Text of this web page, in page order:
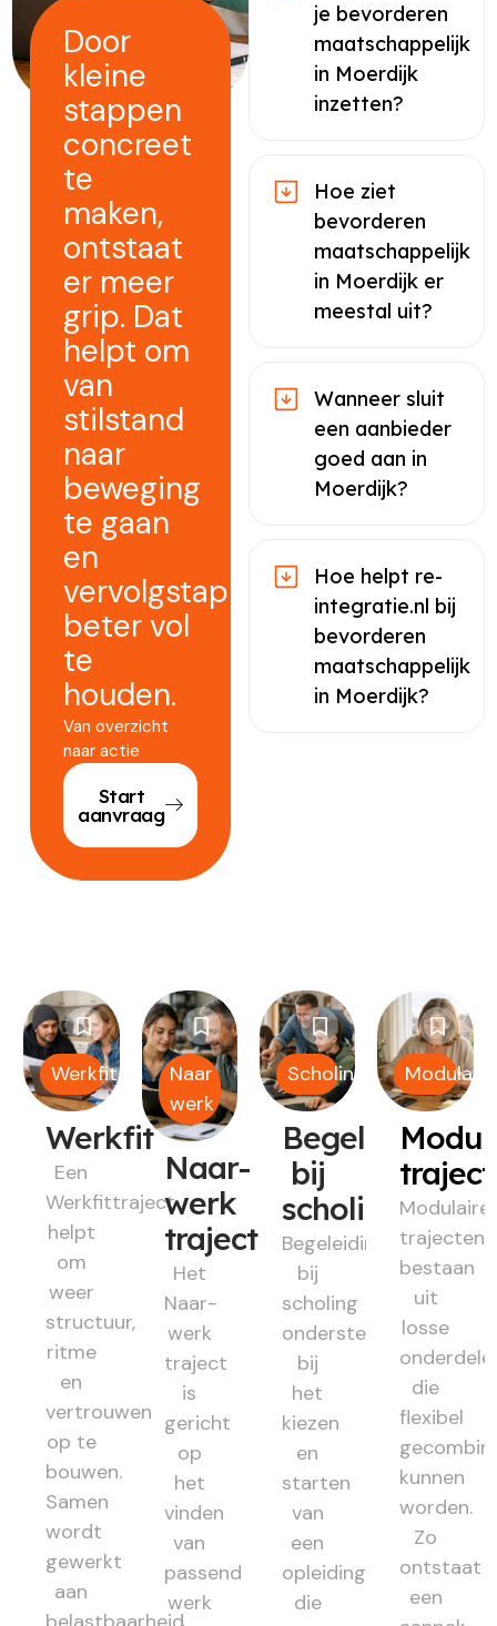
Door
kleine
stappen
concreet
te
maken,
ontstaat
er meer
grip. Dat
helpt om
van
stilstand
naar
beweging
te gaan
en
vervolgstappen
beter vol
te
houden.
Van overzicht
naar actie
Start
aanvraag
je bevorderen
maatschappelijk
in Moerdijk
inzetten?
Hoe ziet
bevorderen
maatschappelijk
in Moerdijk er
meestal uit?
Wanneer sluit
een aanbieder
goed aan in
Moerdijk?
Hoe helpt re-
integratie.nl bij
bevorderen
maatschappelijk
in Moerdijk?
Werkfit
Werkfit
Een
Werkfittraject
helpt
om
weer
structuur,
ritme
en
vertrouwen
op te
bouwen.
Samen
wordt
gewerkt
aan
Naar
werk
Naar-
werk
traject
Het
Naar-
werk
traject
is
gericht
op
het
vinden
van
passend
werk
Scholing
Begeleiding
bij
scholing
Begeleiding
bij
scholing
ondersteunt
bij
het
kiezen
en
starten
van
een
opleiding
die
Modulair
Modulaire
trajecten
bestaan
uit
losse
die
flexibel
kunnen
worden.
Zo
ontstaat
een